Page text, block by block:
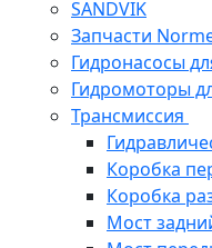
SANDVIK
Запчасти
Гидронасосы
Гидромоторы
Трансмиссия
Коробка
Коробка
Мост